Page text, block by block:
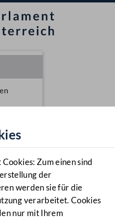
Zum einen sind
der
werden sie für die
verarbeitet. Cookies
nur mit Ihrem